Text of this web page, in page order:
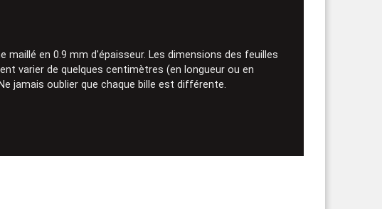
maillé en 0.9 mm d'épaisseur. Les dimensions des feuilles
varier de quelques centimètres (en longueur ou en
jamais oublier que chaque bille est différente.